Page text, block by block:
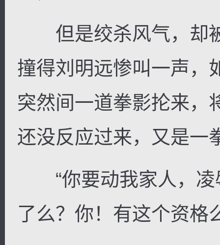
但是绞杀风气，却
撞得刘明远惨叫一声，
突然间一道拳影抡来，
还没反应过来，又是一
“你要动我家人，凌
了么？你！有这个资格